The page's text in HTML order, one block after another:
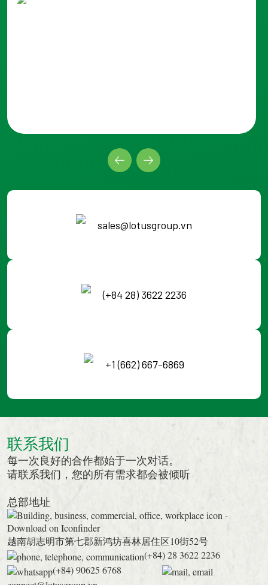
sales@lotusgroup.vn
(+84 28) 3622 2236
+1 (662) 667-6869
联系我们
每一次良好的合作都始于一次对话。
请联系我们，您的所有需求都会被倾听
总部地址
越南胡志明市第七郡新鸿坊喜林居住区10街52号
(+84) 28 3622 2236
(+84) 90625 6768